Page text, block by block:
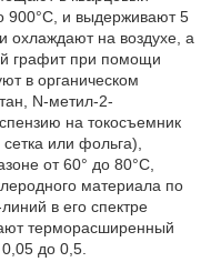
900°С, и выдерживают 5
охлаждают на воздухе, а
графит при помощи
в органическом
N-метил-2-
на токосъемник
или фольга),
от 60° до 80°С,
материала по
в его спектре
терморасширенный
до 0,5.